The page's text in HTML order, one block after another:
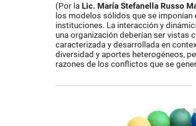
(Por la Lic. María Stefanella Russo
los modelos sólidos que se imponían
instituciones. La interacción y
una organización deberían ser vistas
caracterizada y desarrollada en
diversidad y aportes heterogéneos,
razones de los conflictos que se